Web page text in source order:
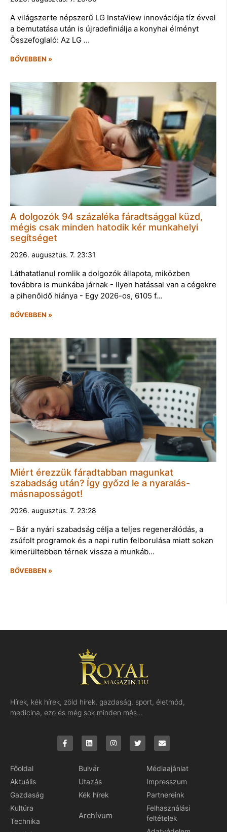
A világszerte népszerű LG InstaView innovációja tíz évvel
a bemutatása után is újradefiniálja a konyhai élményt
Összefoglaló: Az LG …
BŐVEBBEN »
A dolgozók 94 százaléka fáradtsággal küzd,
mégis csak minden hatodik kér munkahelyi
segítséget
2026. augusztus. 7. 23:31
Láthatatlanul romlik a dolgozók állapota, miközben
továbbra is munkába járnak - Ilyen hatással van a cégekre
a pihenőidő hiánya - Egy 2026-os, 6105 f…
BŐVEBBEN »
Miért érezzük fáradtabban magunkat
szabadság után? Így győzd le a nyaralás-
másnaposságot!
2026. augusztus. 7. 23:28
– Bár a nyári szabadság célja a teljes regenerálódás, a
zsúfolt programok és a napi rutin felborulása miatt sokan
kimerültebben térnek vissza a munkáb…
BŐVEBBEN »
Hírek, kék hírek, zöld hírek, gazdaság, sport, életmód,
medicina, ezo és még sok minden más…
Főoldal
Aktuális
Gazdaság
Kultúra
Technika
Bulvár
Utazás
Kék hírek
Archívum
Médiaajánlat
Impresszum
Partnereink
Felhasználási
feltételek